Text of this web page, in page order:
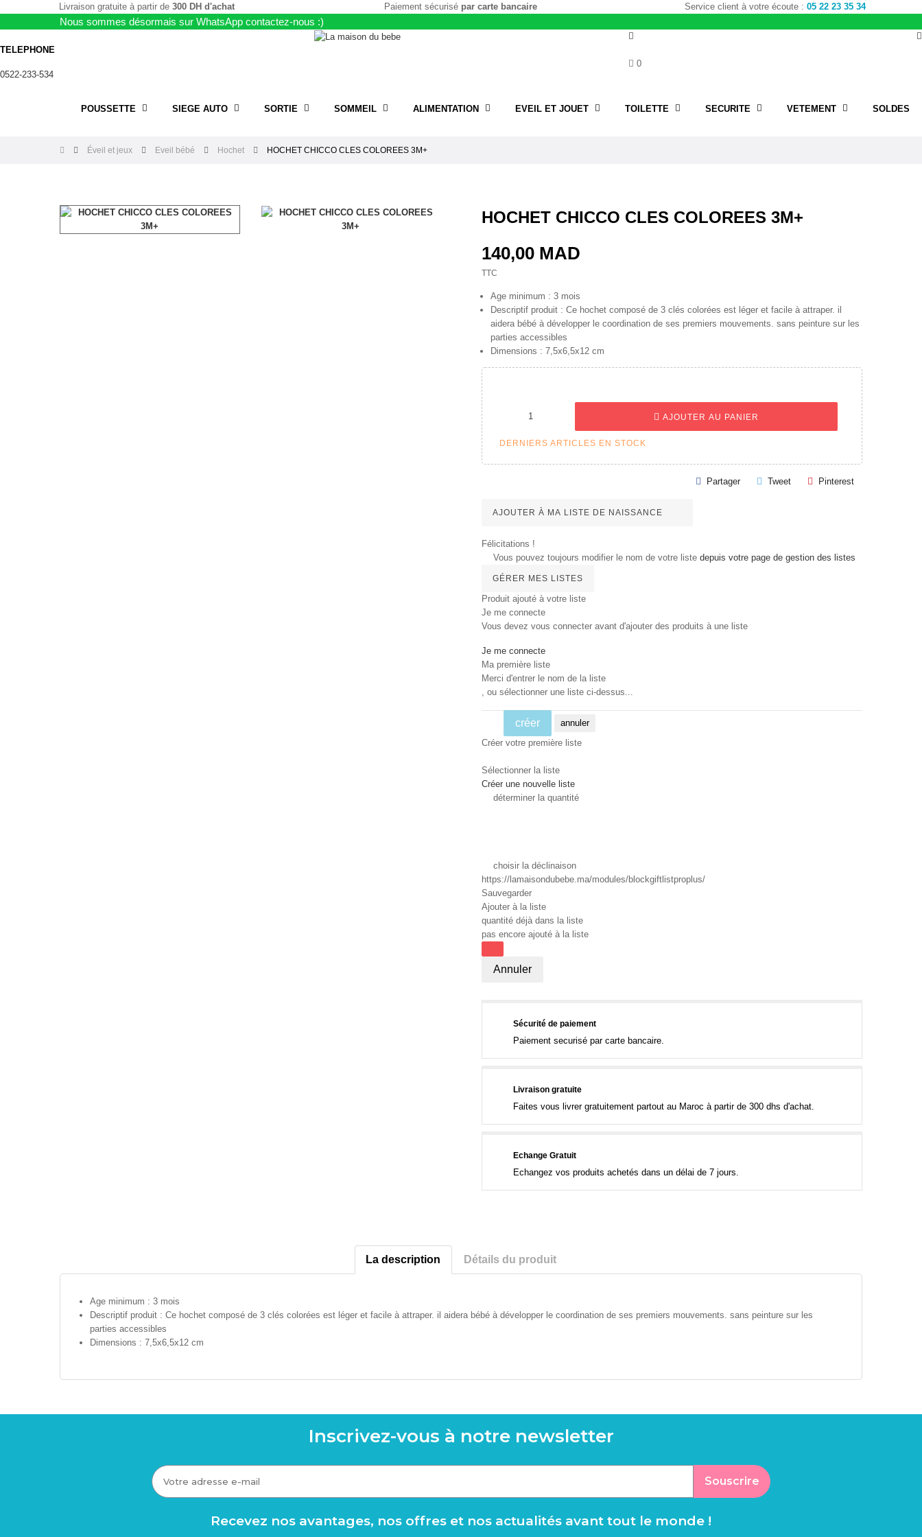
Livraison gratuite à partir de 300 DH d'achat Paiement sécurisé par carte bancaire Service client à votre écoute : 05 22 23 35 34
Nous sommes désormais sur WhatsApp contactez-nous :)
TELEPHONE
0522-233-534
0
POUSSETTE SIEGE AUTO SORTIE SOMMEIL ALIMENTATION EVEIL ET JOUET TOILETTE SECURITE VETEMENT SOLDES
Éveil et jeux Eveil bébé Hochet HOCHET CHICCO CLES COLOREES 3M+
HOCHET CHICCO CLES COLOREES 3M+
140,00 MAD
TTC
Age minimum : 3 mois
Descriptif produit : Ce hochet composé de 3 clés colorées est léger et facile à attraper. il
aidera bébé à développer le coordination de ses premiers mouvements. sans peinture sur les
parties accessibles
Dimensions : 7,5x6,5x12 cm
AJOUTER AU PANIER
DERNIERS ARTICLES EN STOCK
Partager Tweet Pinterest
AJOUTER À MA LISTE DE NAISSANCE
Félicitations !
Vous pouvez toujours modifier le nom de votre liste depuis votre page de gestion des listes
GÉRER MES LISTES
Produit ajouté à votre liste
Je me connecte
Vous devez vous connecter avant d'ajouter des produits à une liste
Je me connecte
Ma première liste
Merci d'entrer le nom de la liste
, ou sélectionner une liste ci-dessus...
créer
annuler
Créer votre première liste
Sélectionner la liste
Créer une nouvelle liste
déterminer la quantité
choisir la déclinaison
https://lamaisondubebe.ma/modules/blockgiftlistproplus/
Sauvegarder
Ajouter à la liste
quantité déjà dans la liste
pas encore ajouté à la liste
Annuler
Sécurité de paiement
Paiement securisé par carte bancaire.
Livraison gratuite
Faites vous livrer gratuitement partout au Maroc à partir de 300 dhs d'achat.
Echange Gratuit
Echangez vos produits achetés dans un délai de 7 jours.
La description Détails du produit
Age minimum : 3 mois
Descriptif produit : Ce hochet composé de 3 clés colorées est léger et facile à attraper. il aidera bébé à développer le coordination de ses premiers mouvements. sans peinture sur les
parties accessibles
Dimensions : 7,5x6,5x12 cm
Inscrivez-vous à notre newsletter
Souscrire
Recevez nos avantages, nos offres et nos actualités avant tout le monde !